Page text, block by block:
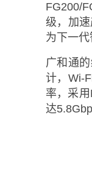
FG200/
级，加
为下一代
广和通
计，Wi-
率，采
达